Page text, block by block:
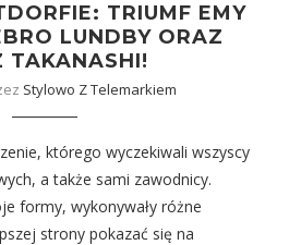
TRIUMF EMY
LUNDBY ORAZ
TAKANASHI!
Stylowo Z Telemarkiem
którego wyczekiwali wszyscy
a także sami zawodnicy.
formy, wykonywały różne
strony pokazać się na